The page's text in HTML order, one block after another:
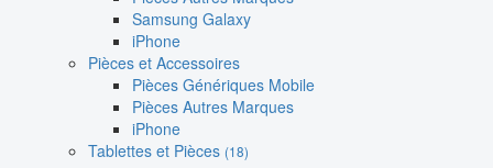
Samsung Galaxy
iPhone
Pièces et Accessoires
Pièces Génériques Mobile
Pièces Autres Marques
iPhone
Tablettes et Pièces (18)